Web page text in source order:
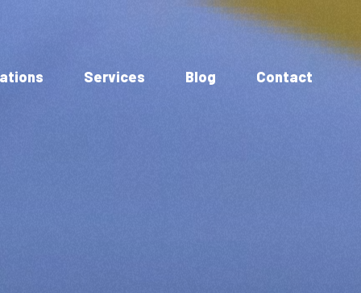
Services Blog Contact